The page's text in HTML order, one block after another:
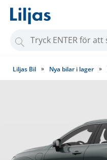
Liljas Bil » Nya bilar i lager »